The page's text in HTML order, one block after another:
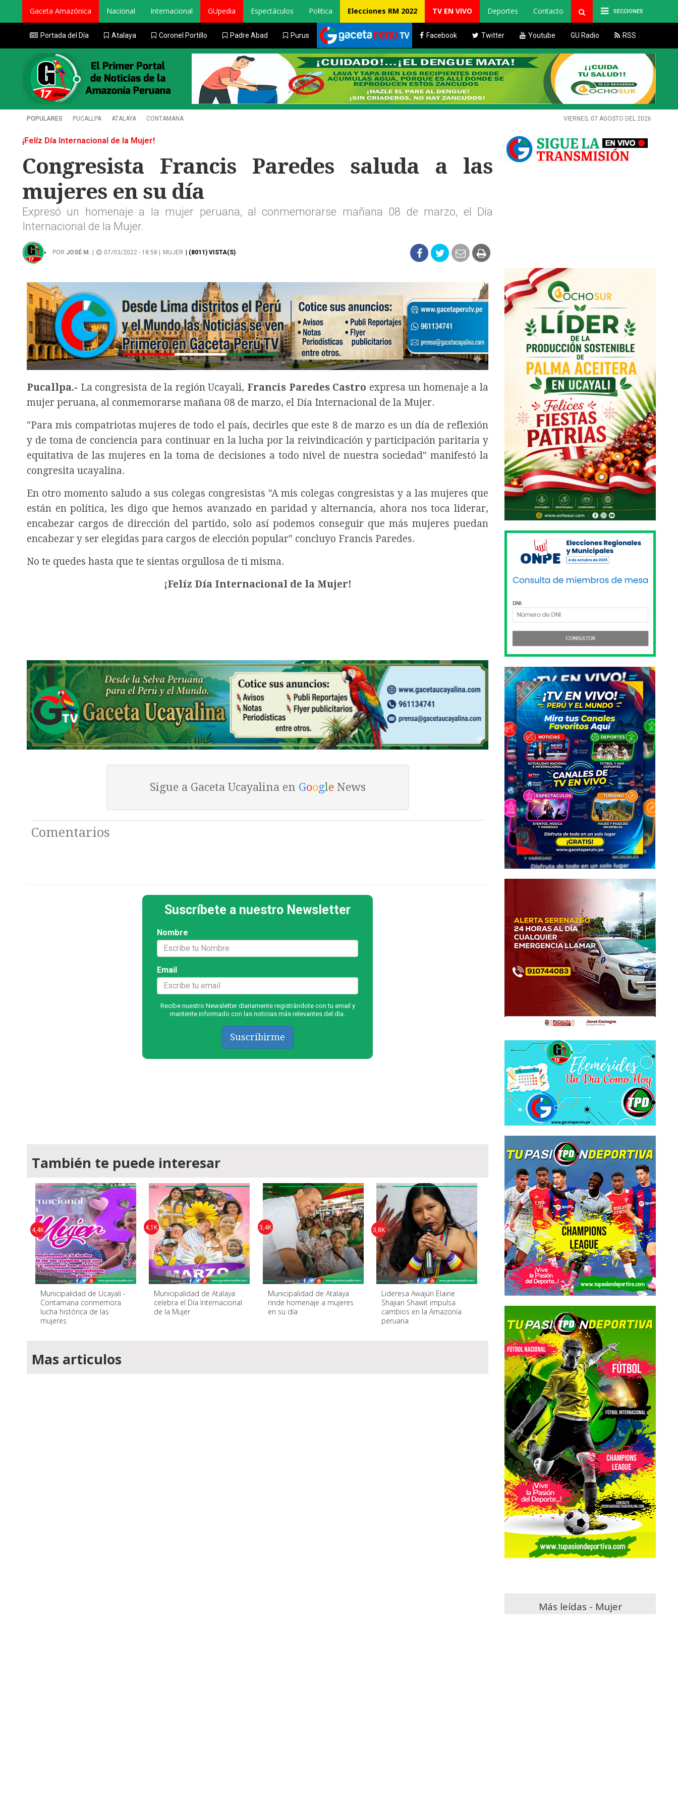
SECCIONES
Gaceta Amazónica Nacional Internacional GUpedia Espectáculos Politica Elecciones RM 2022 TV EN VIVO Deportes Contacto
Portada del Día Atalaya Coronel Portillo Padre Abad Purus Facebook Twitter Youtube GU Radio RSS
POPULARES PUCALLPA ATALAYA CONTAMANA VIERNES, 07 AGOSTO DEL 2026
¡Felíz Día Internacional de la Mujer!
Congresista Francis Paredes saluda a las
mujeres en su día
Expresó un homenaje a la mujer peruana, al conmemorarse mañana 08 de marzo, el Día
Internacional de la Mujer.
POR JOSÉ M. 07/03/2022 - 18:58 | MUJER | (8011) VISTA(S)
Pucallpa.- La congresista de la región Ucayali, Francis Paredes Castro expresa un homenaje a la
mujer peruana, al conmemorarse mañana 08 de marzo, el Día Internacional de la Mujer.
"Para mis compatriotas mujeres de todo el país, decirles que este 8 de marzo es un día de reflexión
y de toma de conciencia para continuar en la lucha por la reivindicación y participación paritaria y
equitativa de las mujeres en la toma de decisiones a todo nivel de nuestra sociedad" manifestó la
congresita ucayalina.
En otro momento saludo a sus colegas congresistas "A mis colegas congresistas y a las mujeres que
están en política, les digo que hemos avanzado en paridad y alternancia, ahora nos toca liderar,
encabezar cargos de dirección del partido, solo así podemos conseguir que más mujeres puedan
encabezar y ser elegidas para cargos de elección popular" concluyo Francis Paredes.
No te quedes hasta que te sientas orgullosa de ti misma.
¡Felíz Día Internacional de la Mujer!
Sigue a Gaceta Ucayalina en GoogleNews
Comentarios
Suscríbete a nuestro Newsletter
Nombre
Email
Recibe nuestro Newsletter diariamente registrándote con tu email y
mantente informado con las noticias más relevantes del día.
Suscribirme
También te puede interesar
Municipalidad de Ucayali -
Contamana conmemora
lucha histórica de las
mujeres
4,4K
Municipalidad de Atalaya
celebra el Día Internacional
de la Mujer
4,1K
Municipalidad de Atalaya
rinde homenaje a mujeres
en su día
3,4K
Lideresa Awajún Elaine
Shajian Shawit impulsa
cambios en la Amazonía
peruana
3,8K
Mas articulos
Más leídas - Mujer